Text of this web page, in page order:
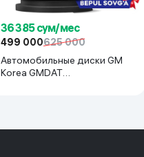
36 385 сум/мес
499 000625 000
Автомобильные диски GM
Korea GMDAT